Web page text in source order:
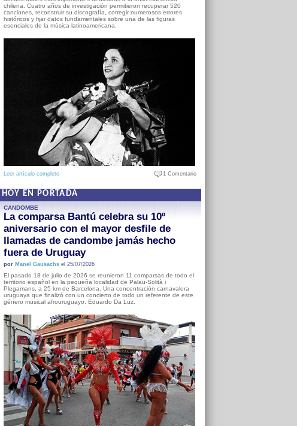
chilena. Cuatro años de investigación permitieron recuperar 520
canciones, reconstruir su discografía, corregir numerosos errores
históricos y fijar datos fundamentales sobre una de las figuras
esenciales de la música latinoamericana.
Leer artículo completo 1 Comentario
HOY EN PORTADA
CANDOMBE
La comparsa Bantú celebra su 10º
aniversario con el mayor desfile de
llamadas de candombe jamás hecho
fuera de Uruguay
por Manel Gausachsel 25/07/2026
El pasado 18 de julio de 2026 se reunieron 11 comparsas de todo el
territorio español en la pequeña localidad de Palau-Solità i
Plegamans, a 25 km de Barcelona. Una concentración carnavalera
uruguaya que finalizó con un concierto de todo un referente de este
género musical afrouruguayo, Eduardo Da Luz.